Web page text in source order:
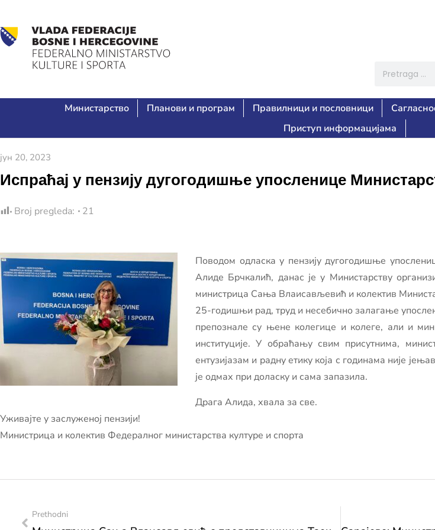
Министарство Планови и програм Правилници и пословници
Приступ информацијама
јун 20, 2023
Испраћај у пензију дугогодишње упосленице
Broj pregleda: 21
Поводом одласка у пензију дугогодишње
Алиде Брчкалић, данас је у Министарству
министрица Сања Влаисављевић и колектив
25-годишњи рад, труд и несебично залагање
препознале су њене колегице и колеге, али и
институције. У обраћању свим присутнима,
ентузијазам и радну етику која с годинама није
је одмах при доласку и сама запазила.
Драга Алида, хвала за све.
Уживајте у заслуженој пензији!
Министрица и колектив Федералног министарства културе и спорта
Prethodni